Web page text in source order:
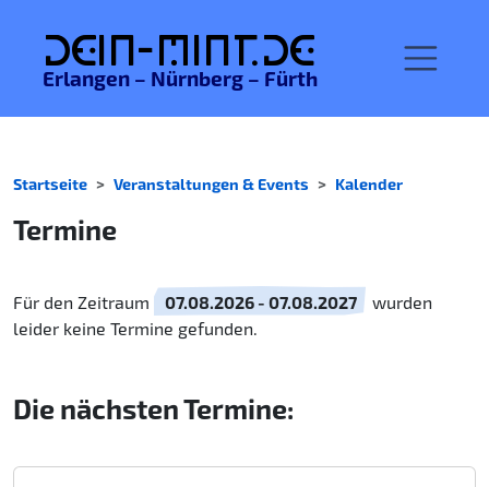
Dein-MINT.de
Erlangen – Nürnberg – Fürth
Startseite Veranstaltungen & Events Kalender
Termine
Für den Zeitraum 07.08.2026 - 07.08.2027
wurden
leider keine Termine gefunden.
Die nächsten Termine: